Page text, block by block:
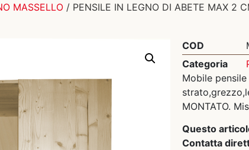
MASSELLO/ PENSILE IN LEGNO DI ABETE MAX 2
COD
Categoria
Mobile
MONTATO.
Questo
Contatta